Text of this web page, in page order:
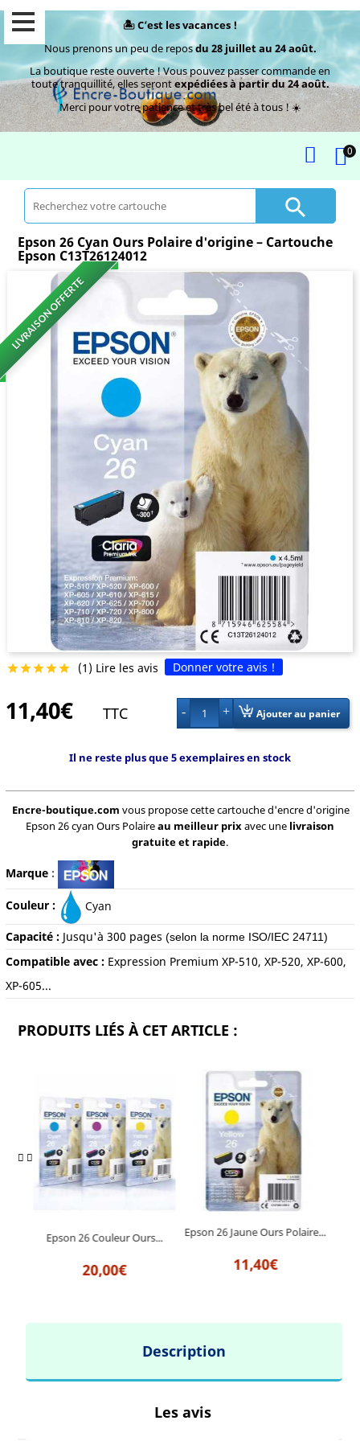
🏝️ C’est les vacances !
Nous prenons un peu de reposdu 28 juillet au 24 août.
La boutique reste ouverte ! Vous pouvez passer commande en
toute tranquillité, elles serontexpédiées à partir du 24 août.
Merci pour votre patience et très bel été à tous ! ☀️
0

Epson 26 Cyan Ours Polaire d'origine – Cartouche
Epson C13T26124012
LIVRAISON OFFERTE
 (1) Lire les avis Donner votre avis !
11,40€ TTC 1 Ajouter au panier
Il ne reste plus que 5 exemplaires en stock
Encre-boutique.com vous propose cette cartouche d'encre d'origine
Epson 26 cyan Ours Polaireau meilleur prixavec une livraison
gratuite et rapide.
Marque:
Couleur : Cyan
Capacité : Jusqu'à 300 pages (selon la norme ISO/IEC 24711)
Compatible avec : Expression Premium XP-510, XP-520, XP-600,
XP-605...
PRODUITS LIÉS À CET ARTICLE :
Epson 26 Couleur Ours...
20,00€
Epson 26 Jaune Ours Polaire...
11,40€
Description
Les avis